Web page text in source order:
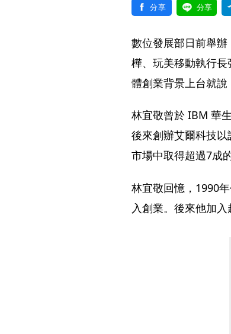
分享 分享
數位發展部日前舉
樺、玩美移動執行
體創業背景上台就說
林宜敬曾於 IBM 華
後來創辦艾爾科技
市場中取得超過7成
林宜敬回憶，1990
入創業。後來他加